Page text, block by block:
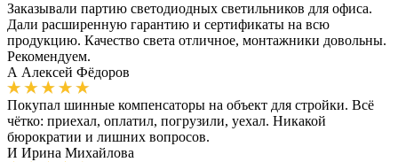
Заказывали партию светодиодных светильников для офиса.
Дали расширенную гарантию и сертификаты на всю
продукцию. Качество света отличное, монтажники довольны.
Рекомендуем.
А Алексей Фёдоров
Покупал шинные компенсаторы на объект для стройки. Всё
чётко: приехал, оплатил, погрузили, уехал. Никакой
бюрократии и лишних вопросов.
И Ирина Михайлова